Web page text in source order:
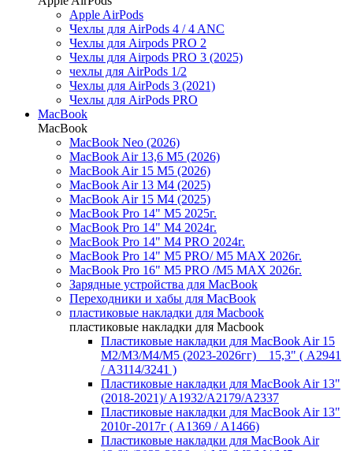
Apple AirPods
Чехлы для AirPods 4 / 4 ANC
Чехлы для Airpods PRO 2
Чехлы для Airpods PRO 3 (2025)
чехлы для AirPods 1/2
Чехлы для AirPods 3 (2021)
Чехлы для AirPods PRO
MacBook
MacBook
MacBook Neo (2026)
MacBook Air 13,6 M5 (2026)
MacBook Air 15 M5 (2026)
MacBook Air 13 M4 (2025)
MacBook Air 15 M4 (2025)
MacBook Pro 14" M5 2025г.
MacBook Pro 14" M4 2024г.
MacBook Pro 14" M4 PRO 2024г.
MacBook Pro 14" M5 PRO/ M5 MAX 2026г.
MacBook Pro 16" M5 PRO /M5 MAX 2026г.
Зарядные устройства для MacBook
Переходники и хабы для MacBook
пластиковые накладки для Macbook
пластиковые накладки для Macbook
Пластиковые накладки для MacBook Air 15
M2/M3/M4/M5 (2023-2026гг) _ 15,3" ( А2941
/ А3114/3241 )
Пластиковые накладки для MacBook Air 13"
(2018-2021)/ A1932/A2179/A2337
Пластиковые накладки для MacBook Air 13"
2010г-2017г ( А1369 / А1466)
Пластиковые накладки для MacBook Air